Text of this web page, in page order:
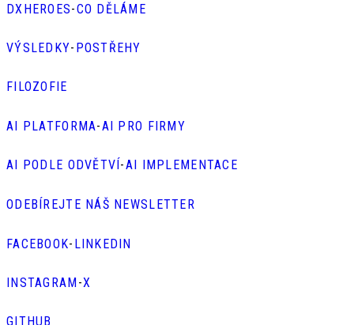
DXHEROES-CO DĚLÁME
VÝSLEDKY- POSTŘEHY
FILOZOFIE
AI PLATFORMA-AI PRO FIRMY
AI PODLE ODVĚTVÍ-AI IMPLEMENTACE
ODEBÍREJTE NÁŠ NEWSLETTER
FACEBOOK- LINKEDIN
INSTAGRAM-X
GITHUB